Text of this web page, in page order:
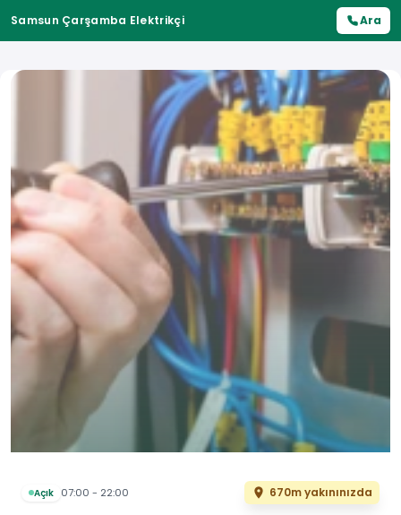
Samsun Çarşamba Elektrikçi Ara
Açık 07:00 - 22:00 670m yakınınızda